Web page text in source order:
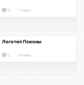
0 ~1 мин.
Логотип Псионы
2 ~4 мин.